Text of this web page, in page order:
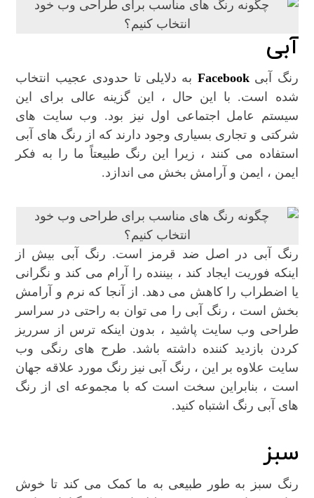
آبی
رنگ آبیFacebook به دلایلی تا حدودی عجیب انتخاب
شده است. با این حال ، این گزینه عالی برای این
سیستم عامل اجتماعی اول نیز بود. وب سایت های
شرکتی و تجاری بسیاری وجود دارند که از رنگ های آبی
استفاده می کنند ، زیرا این رنگ طبیعتاً ما را به فکر
ایمن ، ایمن و آرامش بخش می اندازد.
رنگ آبی در اصل ضد قرمز است. رنگ آبی بیش از
اینکه فوریت ایجاد کند ، بیننده را آرام می کند و نگرانی
یا اضطراب را کاهش می دهد. از آنجا که نرم و آرامش
بخش است ، رنگ آبی را می توان به راحتی در سراسر
طراحی وب سایت پاشید ، بدون اینکه ترس از سرریز
کردن بازدید کننده داشته باشد. طرح های رنگی وب
سایت علاوه بر این ، رنگ آبی نیز رنگ مورد علاقه جهان
است ، بنابراین سخت است که با مجموعه ای از رنگ
های آبی رنگ اشتباه کنید.
سبز
رنگ سبز به طور طبیعی به ما کمک می کند تا خوش